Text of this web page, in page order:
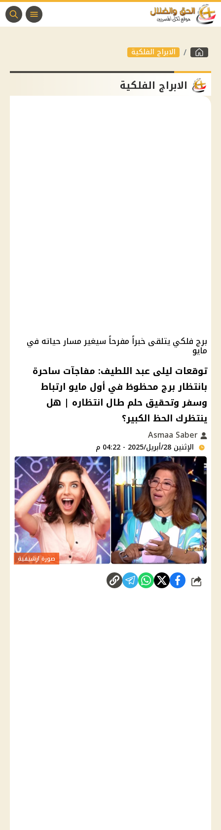
الابراج الفلكية
الابراج الفلكية
برج فلكي يتلقى خبراً مفرحاً سيغير مسار حياته في
مايو
توقعات ليلى عبد اللطيف: مفاجآت ساحرة
بانتظار برج محظوظ في أول مايو ارتباط
وسفر وتحقيق حلم طال انتظاره | هل
ينتظرك الحظ الكبير؟
الإثنين 28/أبريل/2025 - 04:22 م
صورة ارشيفية
شارك